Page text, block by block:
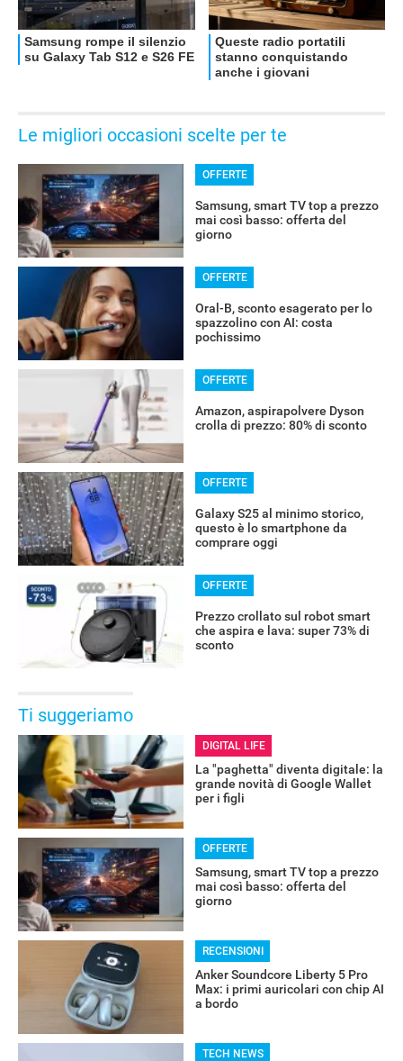
Le migliori occasioni scelte per te
OFFERTE
Samsung, smart TV top a prezzo
mai così basso: offerta del
giorno
OFFERTE
Oral-B, sconto esagerato per lo
spazzolino con AI: costa
pochissimo
OFFERTE
Amazon, aspirapolvere Dyson
crolla di prezzo: 80% di sconto
OFFERTE
Galaxy S25 al minimo storico,
questo è lo smartphone da
comprare oggi
OFFERTE
Prezzo crollato sul robot smart
che aspira e lava: super 73% di
sconto
Ti suggeriamo
DIGITAL LIFE
La "paghetta" diventa digitale: la
grande novità di Google Wallet
per i figli
OFFERTE
Samsung, smart TV top a prezzo
mai così basso: offerta del
giorno
RECENSIONI
Anker Soundcore Liberty 5 Pro
Max: i primi auricolari con chip AI
a bordo
TECH NEWS